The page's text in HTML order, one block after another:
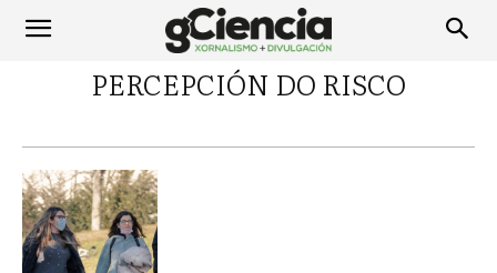
PERCEPCIÓN DO RISCO